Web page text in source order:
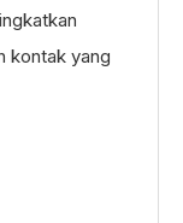
kontak yang